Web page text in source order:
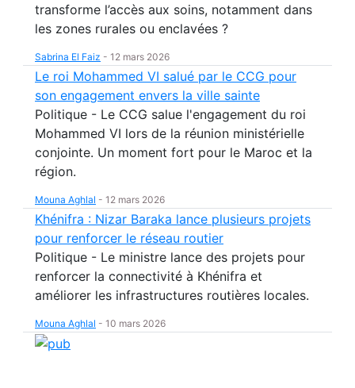
transforme l’accès aux soins, notamment dans
les zones rurales ou enclavées ?
Sabrina El Faiz - 12 mars 2026
Le roi Mohammed VI salué par le CCG pour
son engagement envers la ville sainte
Politique - Le CCG salue l'engagement du roi
Mohammed VI lors de la réunion ministérielle
conjointe. Un moment fort pour le Maroc et la
région.
Mouna Aghlal - 12 mars 2026
Khénifra : Nizar Baraka lance plusieurs projets
pour renforcer le réseau routier
Politique - Le ministre lance des projets pour
renforcer la connectivité à Khénifra et
améliorer les infrastructures routières locales.
Mouna Aghlal - 10 mars 2026